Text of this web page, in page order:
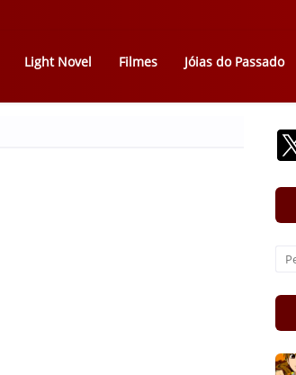
Light Novel Filmes Jóias do Passado